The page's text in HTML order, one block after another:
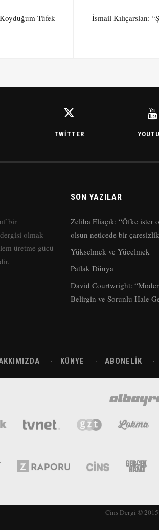
Tüfek
Sonraki
İsmail Kılıçarslan:
TWITTER
bir
olmak
üretme gücü
SON YAZILAR
Zeliha Eliaçık: “Öfke ister
olsun neticede bir
Yükselmek ve Yücelmek
Patlak Dünya
David Courtwright:
Belirgin ve Sorunlu Hale
KÜNYE ABONELIK
Cins Dergi ©